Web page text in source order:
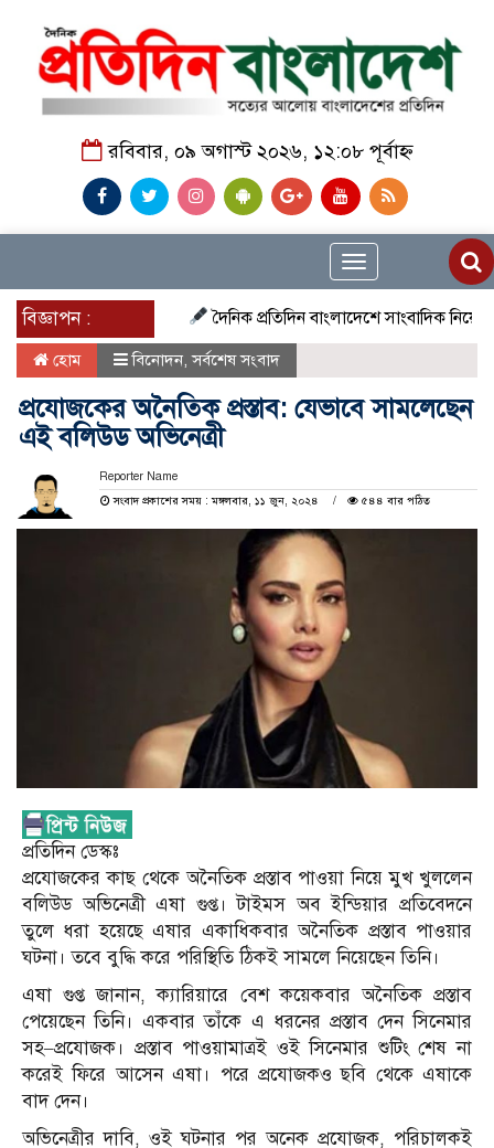
রবিবার, ০৯ অগাস্ট ২০২৬, ১২:০৮ পূর্বাহ্ন
Toggle
navigation
বিজ্ঞাপন :
দৈনিক প্রতিদিন বাংলাদেশে সাংবাদিক নিয়োগ
হোম বিনোদন,সর্বশেষ সংবাদ
প্রযোজকের অনৈতিক প্রস্তাব: যেভাবে সামলেছেন
এই বলিউড অভিনেত্রী
Reporter Name
সংবাদ প্রকাশের সময় : মঙ্গলবার, ১১ জুন, ২০২৪
৫৪৪ বার পঠিত
প্রতিদিন ডেস্কঃ
প্রযোজকের কাছ থেকে অনৈতিক প্রস্তাব পাওয়া নিয়ে মুখ খুললেন
বলিউড অভিনেত্রী এষা গুপ্ত। টাইমস অব ইন্ডিয়ার প্রতিবেদনে
তুলে ধরা হয়েছে এষার একাধিকবার অনৈতিক প্রস্তাব পাওয়ার
ঘটনা। তবে বুদ্ধি করে পরিস্থিতি ঠিকই সামলে নিয়েছেন তিনি।
এষা গুপ্ত জানান, ক্যারিয়ারে বেশ কয়েকবার অনৈতিক প্রস্তাব
পেয়েছেন তিনি। একবার তাঁকে এ ধরনের প্রস্তাব দেন সিনেমার
সহ–প্রযোজক। প্রস্তাব পাওয়ামাত্রই ওই সিনেমার শুটিং শেষ না
করেই ফিরে আসেন এষা। পরে প্রযোজকও ছবি থেকে এষাকে
বাদ দেন।
অভিনেত্রীর দাবি, ওই ঘটনার পর অনেক প্রযোজক, পরিচালকই